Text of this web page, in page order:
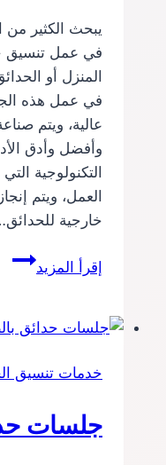
يبحث الكثير
في عمل تنسيق
المنزل أو
في عمل هذه
عالية، ويتم
وأفضل وأدق
التكنولوجية
العمل، ويتم
خارجية
إقرأ المزيدتنسيق
مكة
خدمات تنسيق
جلسات